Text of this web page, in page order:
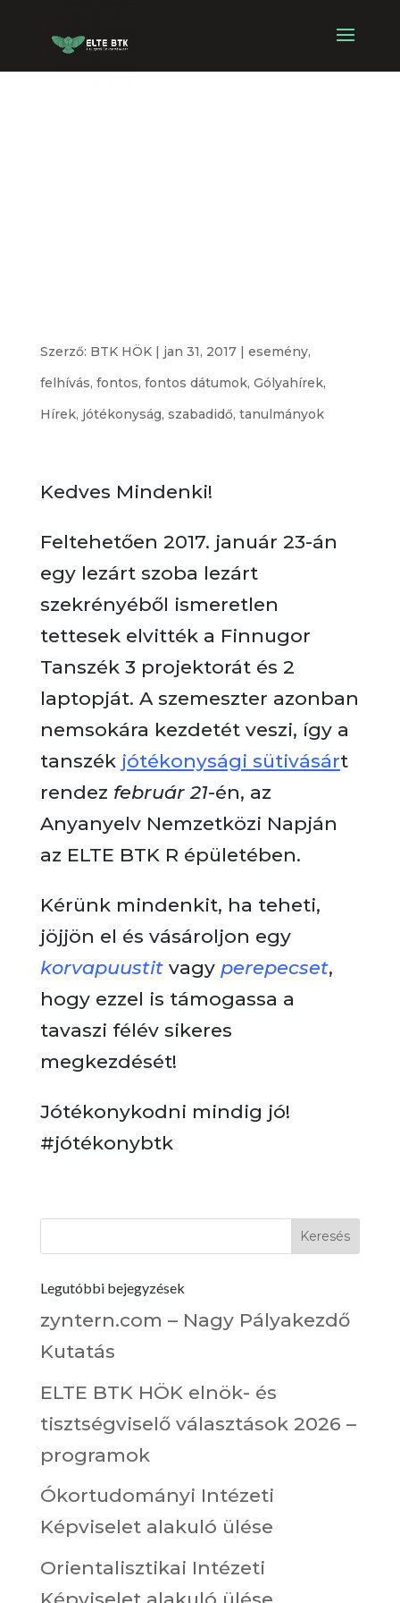
Szerző: BTK HÖK| jan 31, 2017| esemény,
felhívás, fontos, fontos dátumok, Gólyahírek,
Hírek, jótékonyság, szabadidő, tanulmányok
Kedves Mindenki!
Feltehetően 2017. január 23-án
egy lezárt szoba lezárt
szekrényéből ismeretlen
tettesek elvitték a Finnugor
Tanszék 3 projektorát és 2
laptopját. A szemeszter azonban
nemsokára kezdetét veszi, így a
tanszék jótékonysági sütivásárt
rendez február 21-én, az
Anyanyelv Nemzetközi Napján
az ELTE BTK R épületében.
Kérünk mindenkit, ha teheti,
jöjjön el és vásároljon egy
korvapuustitvagyperepecset,
hogy ezzel is támogassa a
tavaszi félév sikeres
megkezdését!
Jótékonykodni mindig jó!
#jótékonybtk
Legutóbbi bejegyzések
zyntern.com – Nagy Pályakezdő
Kutatás
ELTE BTK HÖK elnök- és
tisztségviselő választások 2026 –
programok
Ókortudományi Intézeti
Képviselet alakuló ülése
Orientalisztikai Intézeti
Képviselet alakuló ülése